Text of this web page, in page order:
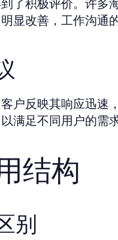
了积极评价。许多
显改善，工作沟通
户反映其响应迅
满足不同用户的需求
结构
别